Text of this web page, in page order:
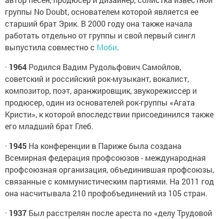
группы No Doubt, основателем которой является ее
старший брат Эрик. В 2000 году она также начала
работать отдельно от группы и свой первый сингл
выпустила совместно с Моби.
· 1964 Родился Вадим Рудольфович Самойлов,
советский и российский рок-музыкант, вокалист,
композитор, поэт, аранжировщик, звукорежиссер и
продюсер, один из основателей рок-группы «Агата
Кристи», к которой впоследствии присоединился также
его младший брат Глеб.
· 1945 На конференции в Париже была создана
Всемирная федерация профсоюзов - международная
профсоюзная организация, объединившая профсоюзы,
связанные с коммунистическим партиями. На 2011 год
она насчитывала 210 профобъединений из 105 стран.
· 1937 Был расстрелян после ареста по «делу Трудовой